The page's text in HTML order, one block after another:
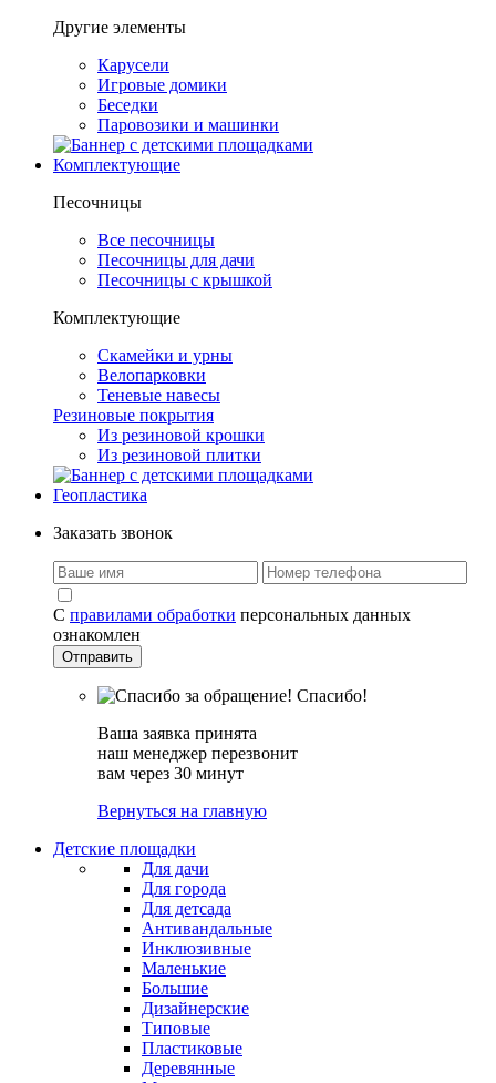
Другие элементы
Карусели
Игровые домики
Беседки
Паровозики и машинки
Комплектующие
Песочницы
Все песочницы
Песочницы для дачи
Песочницы с крышкой
Комплектующие
Скамейки и урны
Велопарковки
Теневые навесы
Резиновые покрытия
Из резиновой крошки
Из резиновой плитки
Геопластика
Заказать звонок
С правилами обработки персональных данных
ознакомлен
Спасибо!
Ваша заявка принята
наш менеджер перезвонит
вам через 30 минут
Вернуться на главную
Детские площадки
Для дачи
Для города
Для детсада
Антивандальные
Инклюзивные
Маленькие
Большие
Дизайнерские
Типовые
Пластиковые
Деревянные